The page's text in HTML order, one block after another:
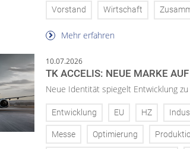
Vorstand Wirtschaft
Mehr erfahren
10.07.2026
TK ACCELIS: NEUE MARKE
Neue Identität spiegelt Entwicklung
Entwicklung EU HZ
Messe Optimierung